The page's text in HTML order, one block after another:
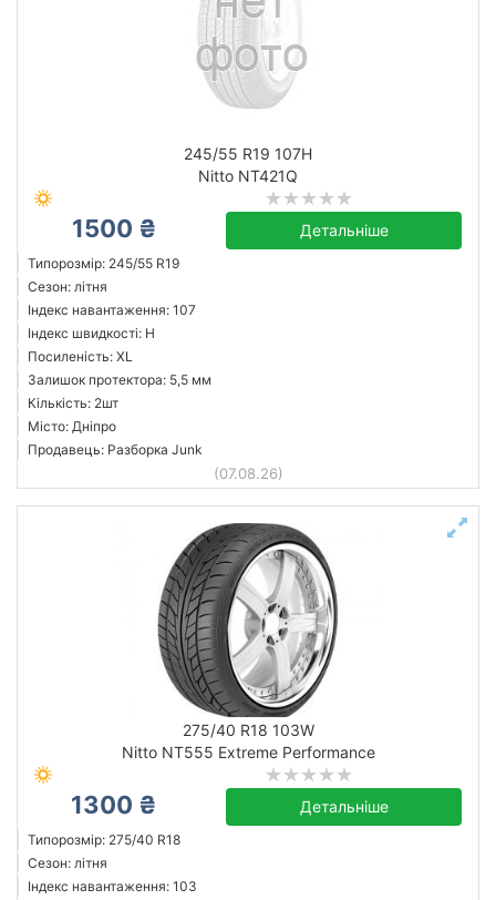
245/55 R19 107H
Nitto NT421Q
1500 ₴ Детальніше
Типорозмір: 245/55 R19
Сезон: літня
Індекс навантаження: 107
Індекс швидкості: H
Посиленість: XL
Залишок протектора: 5,5 мм
Кількість: 2шт
Місто: Дніпро
Продавець: Разборка Junk
(07.08.26)
275/40 R18 103W
Nitto NT555 Extreme Performance
1300 ₴ Детальніше
Типорозмір: 275/40 R18
Сезон: літня
Індекс навантаження: 103